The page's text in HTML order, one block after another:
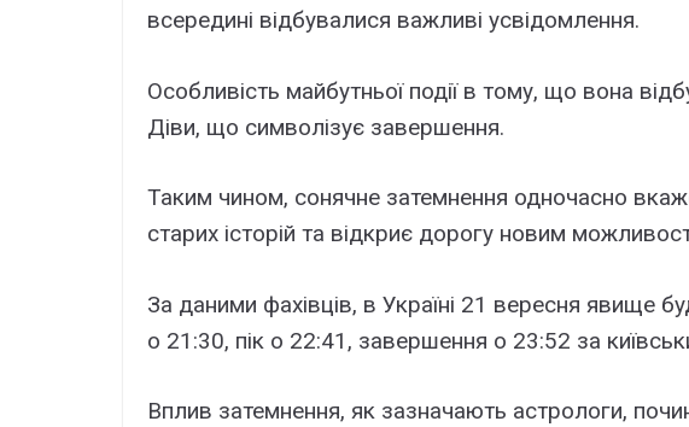
всередині відбувалися важливі усвідомлення.
Особливість майбутньої події в тому, що вона
Діви, що символізує завершення.
Таким чином, сонячне затемнення одночасно
старих історій та відкриє дорогу новим
За даними фахівців, в Україні 21 вересня явище
о 21:30, пік о 22:41, завершення о 23:52 за
Вплив затемнення, як зазначають астрологи,